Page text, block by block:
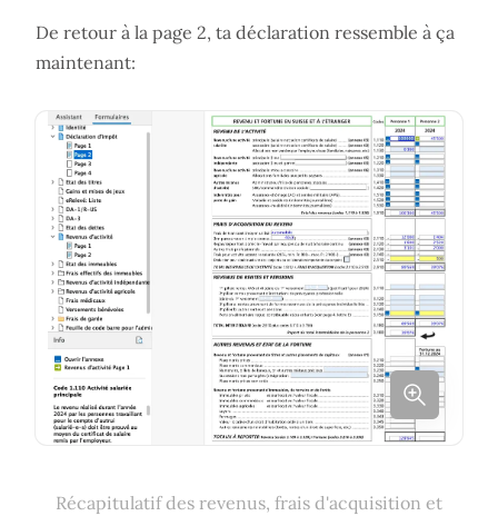
De retour à la page 2, ta déclaration ressemble à ça
maintenant:
Récapitulatif des revenus, frais d'acquisition et